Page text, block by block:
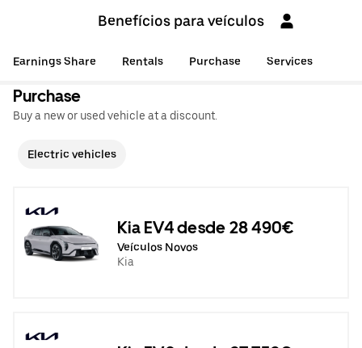
Benefícios para veículos
Earnings Share Rentals Purchase Services
Purchase
Buy a new or used vehicle at a discount.
Electric vehicles
Kia EV4 desde 28 490€
Veículos Novos
Kia